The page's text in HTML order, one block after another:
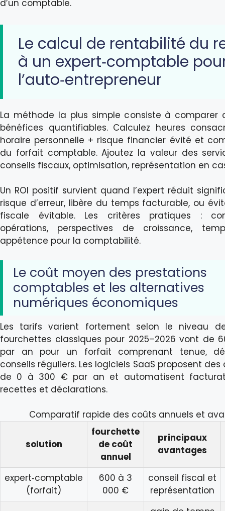
d’un comptable.
Le calcul de rentabilité du
à un expert‑comptable
l’auto‑entrepreneur
La méthode la plus simple consiste à comparer
bénéfices quantifiables. Calculez heures
horaire personnelle + risque financier évité et
du forfait comptable. Ajoutez la valeur des
conseils fiscaux, optimisation, représentation en
Un ROI positif survient quand l’expert réduit
risque d’erreur, libère du temps facturable, ou
fiscale évitable. Les critères pratiques :
opérations, perspectives de croissance,
appétence pour la comptabilité.
Le coût moyen des prestations
comptables et les alternatives
numériques économiques
Les tarifs varient fortement selon le niveau
fourchettes classiques pour 2025–2026 vont de
par an pour un forfait comprenant tenue,
conseils réguliers. Les logiciels SaaS proposent
de 0 à 300 € par an et automatisent
recettes et déclarations.
Comparatif rapide des coûts annuels et
solution
fourchette
de coût
annuel
principaux
avantages
expert‑comptable
(forfait)
600 à 3
000 €
conseil fiscal et
représentation